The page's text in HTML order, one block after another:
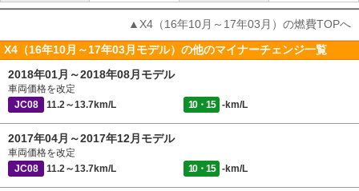
▲X4（16年10月～17年03月）の燃費TOPへ
X4（16年10月～17年03月モデル）の他のマイナーチェンジ一覧
2018年01月～2018年08月モデル
車両価格を改定
JC08
11.2～13.7km/L 10・15 -km/L
2017年04月～2017年12月モデル
車両価格を改定
JC08
11.2～13.7km/L 10・15 -km/L